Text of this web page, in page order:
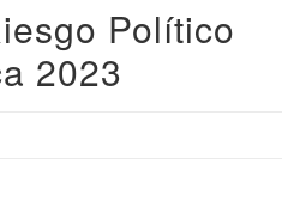
Político
2023